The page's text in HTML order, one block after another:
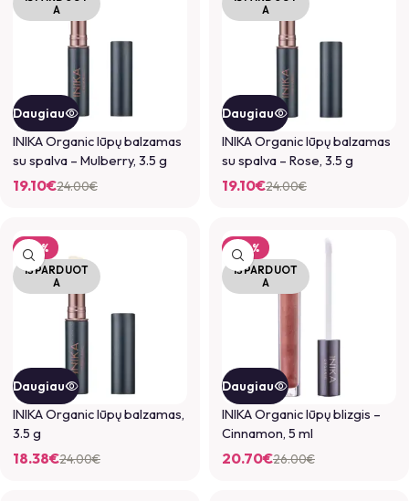
A
Daugiau
INIKA Organic lūpų balzamas
su spalva – Mulberry, 3.5 g
24.00€
19.10€
A
Daugiau
INIKA Organic lūpų balzamas
su spalva – Rose, 3.5 g
24.00€
19.10€
-23%
IŠPARDUOT
A
Daugiau
INIKA Organic lūpų balzamas,
3.5 g
24.00€
18.38€
-20%
IŠPARDUOT
A
Daugiau
INIKA Organic lūpų blizgis –
Cinnamon, 5 ml
26.00€
20.70€